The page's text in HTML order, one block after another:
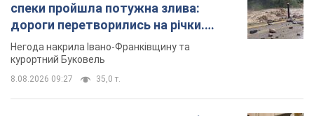
спеки пройшла потужна злива:
дороги перетворились на річки.
Відео
Негода накрила Івано-Франківщину та
курортний Буковель
8.08.2026 09:27 35,0 т.